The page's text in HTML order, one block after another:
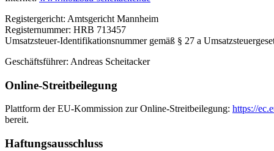
Registergericht: Amtsgericht Mannheim
Registernummer: HRB 713457
Umsatzsteuer-Identifikationsnummer gemäß § 27 a
Geschäftsführer: Andreas Scheitacker
Online-Streitbeilegung
Plattform der EU-Kommission zur Online-Streitbeilegung: https://
bereit.
Haftungsausschluss